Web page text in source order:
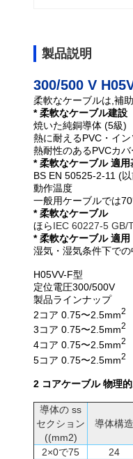
製品説明
300/500 V
柔軟なケーブルは,補
* 柔軟なケーブル建設
焼いた純銅導体 (5級)
熱に耐えるPVC・イ
熱耐性のあるPVCカバ
* 柔軟なケーブル 適用
BS EN 50525-2-11 (
動作温度
一般用ケーブルでは
* 柔軟なケーブル
ほらIEC 60227-5 GB/
* 柔軟なケーブル 適用
湿気・湿気条件下で
H05VV-F型
定位電圧300/500V
製品ラインナップ
2コア 0.75〜2.5mm2
3コア 0.75〜2.5mm2
4コア 0.75〜2.5mm2
5コア 0.75〜2.5mm2
2 コアケーブル 物理
導体の ss
セクション
((mm2)
導体構造
2×0で75
24